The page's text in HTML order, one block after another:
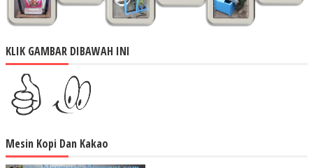
KLIK GAMBAR DIBAWAH INI
Mesin Kopi Dan Kakao